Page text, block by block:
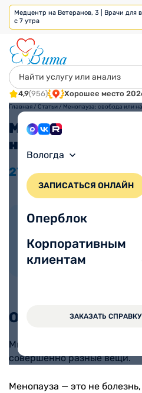
Медцентр на Ветеранов, 3 | Врачи для
с 7 утра
4,9(956) Хорошее место
Вологда
ЗАПИСАТЬСЯ ОНЛАЙН
Оперблок
Корпоративным
клиентам
ЗАКАЗАТЬ
Главная / Статьи / Менопауза: свобода или
Менопауза:
наказание?
27.04
5
Автор
Стаж
Отличие
Многие путают менопаузу с
совершенно разные вещи.
Менопауза — это не